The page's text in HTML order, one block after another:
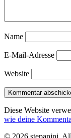
Name
E-Mail-Adresse
Website
Diese Website
wie deine